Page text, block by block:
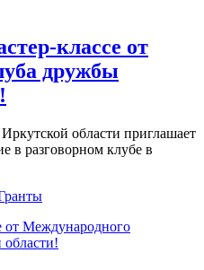
классе от
дружбы
области приглашает
в разговорном клубе в